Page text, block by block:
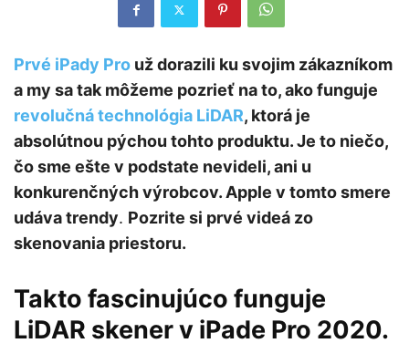
Prvé iPady Pro už dorazili ku svojim zákazníkom
a my sa tak môžeme pozrieť na to, ako funguje
revolučná technológia LiDAR, ktorá je
absolútnou pýchou tohto produktu. Je to niečo,
čo sme ešte v podstate nevideli, ani u
konkurenčných výrobcov. Apple v tomto smere
udáva trendy. Pozrite si prvé videá zo
skenovania priestoru.
Takto fascinujúco funguje
LiDAR skener v iPade Pro 2020.